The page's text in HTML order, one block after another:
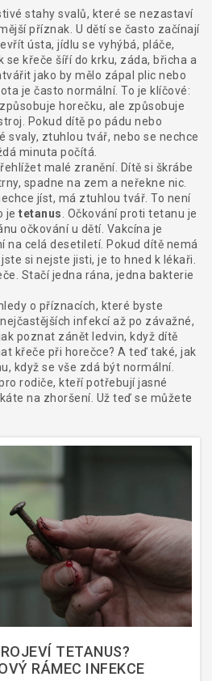
stahy svalů, které se nezastaví
příznak. U dětí se často začínají
ústa, jídlu se vyhýbá, pláče,
se křeče šíří do krku, záda, břicha a
jako by mělo zápal plic nebo
je často normální. To je klíčové:
horečku, ale způsobuje
. Pokud dítě po pádu nebo
svaly, ztuhlou tvář, nebo se nechce
minuta počítá.
malé zranění. Dítě si škrábe
spadne na zem a neřekne nic.
jíst, má ztuhlou tvář. To není
je tetanus . Očkování proti tetanu je
očkování u dětí. Vakcína je
na celá desetiletí. Pokud dítě nemá
si nejste jisti, je to hned k lékaři.
Stačí jedna rána, jedna bakterie
o příznacích, které byste
infekcí až po závažné,
poznat zánět ledvin, když dítě
křeče při horečce? A teď také, jak
když se vše zdá být normální.
rodiče, kteří potřebují jasné
na zhoršení. Už teď se můžete
TETANUS?
RÁMEC INFEKCE